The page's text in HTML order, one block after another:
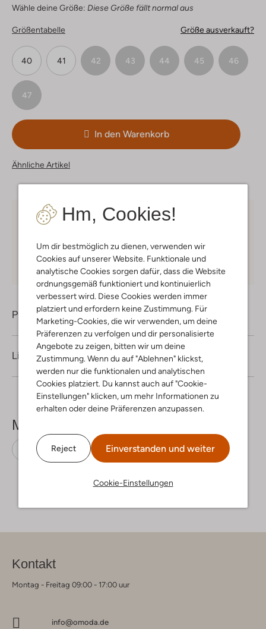
Hm, Cookies!
Um dir bestmöglich zu dienen, verwenden wir
Cookies auf unserer Website. Funktionale und
analytische Cookies sorgen dafür, dass die Website
ordnungsgemäß funktioniert und kontinuierlich
verbessert wird. Diese Cookies werden immer
platziert und erfordern keine Zustimmung. Für
Marketing-Cookies, die wir verwenden, um deine
Präferenzen zu verfolgen und dir personalisierte
Angebote zu zeigen, bitten wir um deine
Zustimmung. Wenn du auf "Ablehnen" klickst,
werden nur die funktionalen und analytischen
Cookies platziert. Du kannst auch auf "Cookie-
Einstellungen" klicken, um mehr Informationen zu
erhalten oder deine Präferenzen anzupassen.
Reject Einverstanden und weiter
Cookie-Einstellungen
Wähle deine Größe: Diese Größe fällt normal aus
Größentabelle Größe ausverkauft?
40 41 42 43 44 45 46
47
In den Warenkorb
Ähnliche Artikel
Kostenloser Versandab € 75 für Club-Omoda
Kauf auf Rechnung 30 TagenRückgaberecht
Produktinformation
Lieferung & Rückgabe
Mehr sehen
Sneaker Low Nubikk Leder
Kontakt
Montag - Freitag 09:00 - 17:00 uur
info@omoda.de